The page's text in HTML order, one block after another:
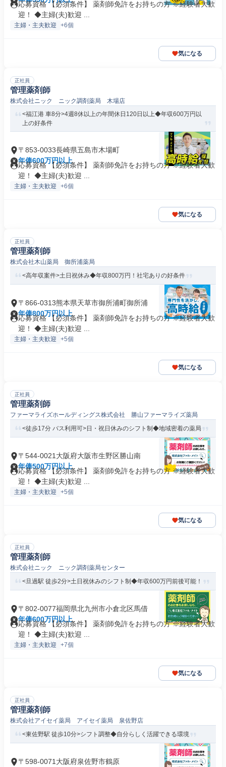
応募資格 【必須条件】 薬剤師免許をお持ちの方 ※経験者大歓
迎！ ◆主婦(夫)歓迎 ...
主婦・主夫歓迎 +6個
気になる
正社員
管理薬剤師
株式会社ニック ニック調剤薬局 木場店
<福江港 車8分>4週8休以上の年間休日120日以上◆年収600万円以
上の好条件
〒853-0033長崎県五島市木場町
年俸600万円以上
応募資格 【必須条件】 薬剤師免許をお持ちの方 ※経験者大歓
迎！ ◆主婦(夫)歓迎 ...
主婦・主夫歓迎 +6個
気になる
正社員
管理薬剤師
株式会社木山薬局 御所浦薬局
<高年収案件>土日祝休み◆年収800万円！社宅ありの好条件
〒866-0313熊本県天草市御所浦町御所浦
年俸800万円以上
応募資格 【必須条件】 薬剤師免許をお持ちの方 ※経験者大歓
迎！ ◆主婦(夫)歓迎 ...
主婦・主夫歓迎 +5個
気になる
正社員
管理薬剤師
ファーマライズホールディングス株式会社 勝山ファーマライズ薬局
<徒歩17分 バス利用可>日・祝日休みのシフト制◆地域密着の薬局
〒544-0021大阪府大阪市生野区勝山南
年俸500万円以上
応募資格 【必須条件】 薬剤師免許をお持ちの方 ※経験者大歓
迎！ ◆主婦(夫)歓迎 ...
主婦・主夫歓迎 +5個
気になる
正社員
管理薬剤師
株式会社ニック ニック調剤薬局センター
<旦過駅 徒歩2分>土日祝休みのシフト制◆年収600万円前後可能！
〒802-0077福岡県北九州市小倉北区馬借
年俸600万円以上
応募資格 【必須条件】 薬剤師免許をお持ちの方 ※経験者大歓
迎！ ◆主婦(夫)歓迎 ...
主婦・主夫歓迎 +7個
気になる
正社員
管理薬剤師
株式会社アイセイ薬局 アイセイ薬局 泉佐野店
<東佐野駅 徒歩10分>シフト調整◆自分らしく活躍できる環境
〒598-0071大阪府泉佐野市鶴原